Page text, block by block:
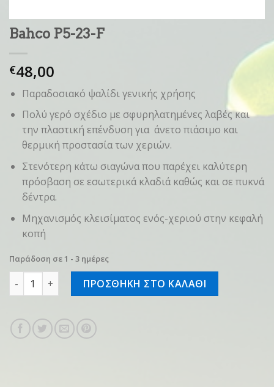
Bahco P5-23-F
€48,00
Παραδοσιακό ψαλίδι γενικής χρήσης
Πολύ γερό σχέδιο με σφυρηλατημένες λαβές και
την πλαστική επένδυση για άνετο πιάσιμο και
θερμική προστασία των χεριών.
Στενότερη κάτω σιαγώνα που παρέχει καλύτερη
πρόσβαση σε εσωτερικά κλαδιά καθώς και σε πυκνά
δέντρα.
Μηχανισμός κλεισίματος ενός-χεριού στην κεφαλή
κοπή
Παράδοση σε 1 - 3 ημέρες
Bahco P5-23-F ποσότηταΠΡΟΣΘΗΚΗ ΣΤΟ ΚΑΛΑΘΙ